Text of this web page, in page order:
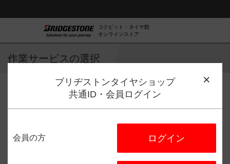
コクピット・タイヤ館
オンラインストア
作業サービスの選択
〒520-0837 滋賀県大津
ブリヂストンタイヤショップ
共通ID・会員ログイン
会員の方 ログイン